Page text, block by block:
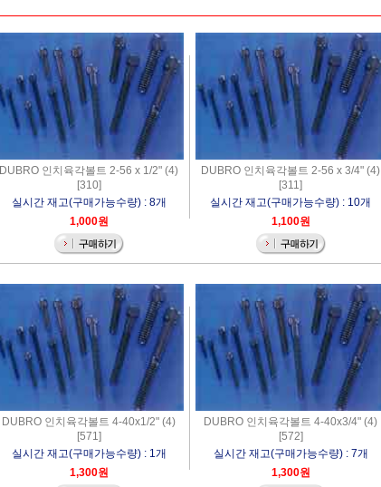
DUBRO 인치육각볼트 2-56 x 1/2" (4)
[310]
실시간 재고(구매가능수량) : 8개
1,000원
DUBRO 인치육각볼트 2-56 x 3/4" (4)
[311]
실시간 재고(구매가능수량) : 10개
1,100원
DUBRO 인치육각볼트 4-40x1/2" (4)
[571]
실시간 재고(구매가능수량) : 1개
1,300원
DUBRO 인치육각볼트 4-40x3/4" (4)
[572]
실시간 재고(구매가능수량) : 7개
1,300원